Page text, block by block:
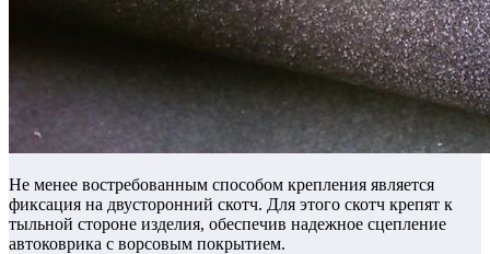
Не менее востребованным способом крепления является
фиксация на двусторонний скотч. Для этого скотч крепят к
тыльной стороне изделия, обеспечив надежное сцепление
автоковрика с ворсовым покрытием.